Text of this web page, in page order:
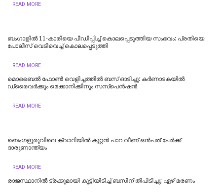
READ MORE
ബംഗാളിൽ 11-കാരിയെ പീഡിപ്പിച്ച് കൊലപ്പെടുത്തിയ സംഭവം: പ്രതിയെ
പോലീസ് വെടിവെച്ച് കൊലപ്പെടുത്തി
READ MORE
മൊബൈൽ ഫോൺ വെളിച്ചത്തിൽ ബസ് ഓടിച്ചു: കർണാടകയിൽ
ഡ്രൈവർക്കും മെക്കാനിക്കിനും സസ്പെൻഷൻ
READ MORE
ബെംഗളൂരുവിലെ ക്വാറിയിൽ കൂറ്റൻ പാറ വീണ് ഒൻപത് പേർക്ക്
ദാരുണാന്ത്യം
READ MORE
രാജസ്ഥാനില്‍ ട്രക്കുമായി കൂട്ടിയിടിച്ച് ബസിന് തീപിടിച്ചു; ഏഴ് മരണം